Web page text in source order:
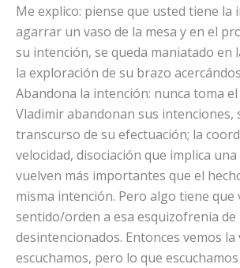
Me explico: piense que usted tiene la
agarrar un vaso de la mesa y en el
su intención, se queda maniatado en
la exploración de su brazo
Abandona la intención: nunca toma el
Vladimir abandonan sus intenciones,
transcurso de su efectuación; la
velocidad, disociación que implica
vuelven más importantes que el
misma intención. Pero algo tiene
sentido/orden a esa esquizofrenia de
desintencionados. Entonces vemos la
escuchamos, pero lo que